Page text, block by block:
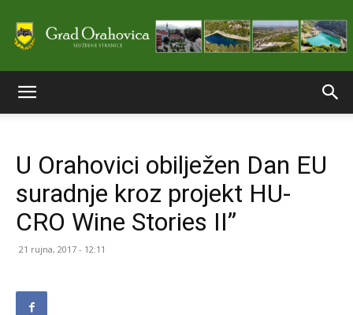
stranice
Grada
U Orahovici obilježen Dan EU
suradnje kroz projekt HU-
CRO Wine Stories II”
21 rujna, 2017 - 12:11